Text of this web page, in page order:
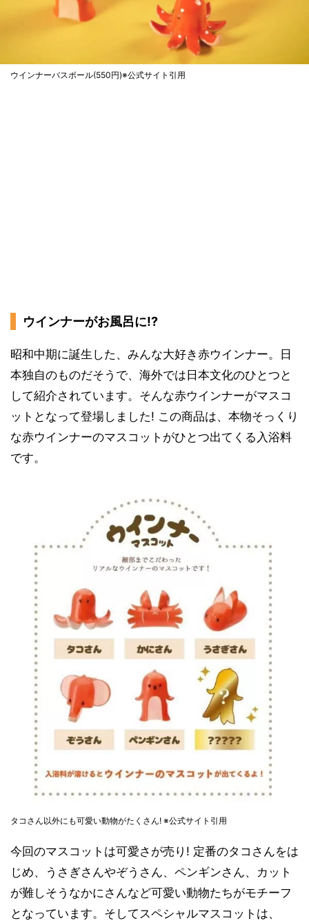
ウインナーバスボール(550円)※公式サイト引用
ウインナーがお風呂に!?
昭和中期に誕生した、みんな大好き赤ウインナー。日
本独自のものだそうで、海外では日本文化のひとつと
して紹介されています。そんな赤ウインナーがマスコ
ットとなって登場しました! この商品は、本物そっくり
な赤ウインナーのマスコットがひとつ出てくる入浴料
です。
タコさん以外にも可愛い動物がたくさん! ※公式サイト引用
今回のマスコットは可愛さが売り! 定番のタコさんをは
じめ、うさぎさんやぞうさん、ペンギンさん、カット
が難しそうなかにさんなど可愛い動物たちがモチーフ
となっています。そしてスペシャルマスコットは、